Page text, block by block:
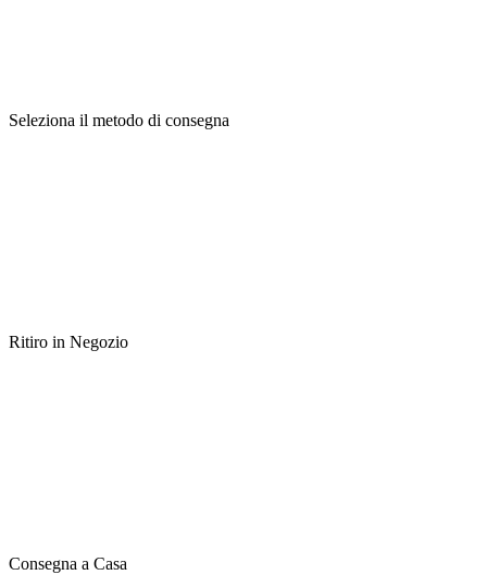
Seleziona il metodo di consegna
Ritiro in Negozio
Consegna a Casa